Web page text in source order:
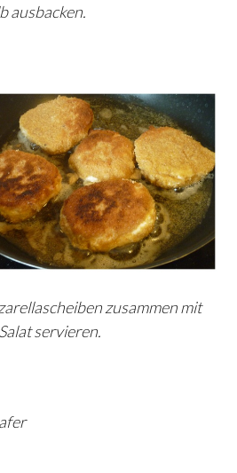
ausbacken.
zusammen mit
servieren.